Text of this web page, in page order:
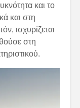
και το
και στη
ισχυρίζεται
στη